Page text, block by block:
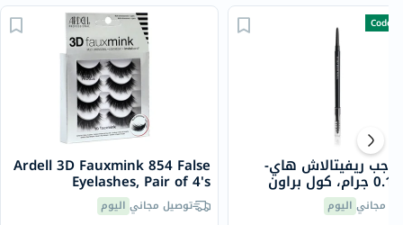
Ardell 3D Fauxmink 854 False
Eyelashes, Pair of 4's
توصيل مجاني اليوم
Code-
ريفيتالاش هاي-
مجاني اليوم